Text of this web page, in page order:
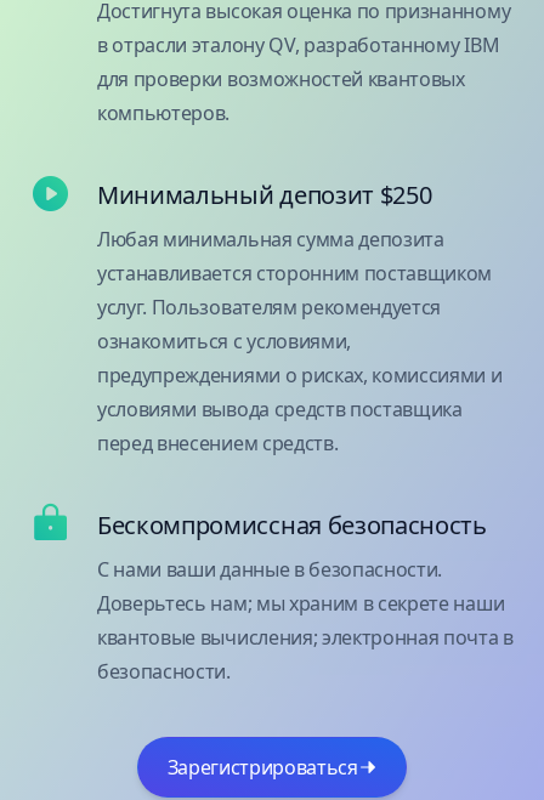
Достигнута высокая оценка по признанному
в отрасли эталону QV, разработанному IBM
для проверки возможностей квантовых
компьютеров.
Минимальный депозит $250
Любая минимальная сумма депозита
устанавливается сторонним поставщиком
услуг. Пользователям рекомендуется
ознакомиться с условиями,
предупреждениями о рисках, комиссиями и
условиями вывода средств поставщика
перед внесением средств.
Бескомпромиссная безопасность
С нами ваши данные в безопасности.
Доверьтесь нам; мы храним в секрете наши
квантовые вычисления; электронная почта в
безопасности.
Зарегистрироваться